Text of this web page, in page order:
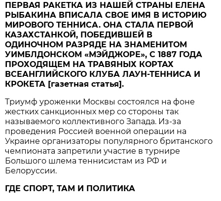
ПЕРВАЯ РАКЕТКА ИЗ НАШЕЙ СТРАНЫ ЕЛЕНА
РЫБАКИНА ВПИСАЛА СВОЕ ИМЯ В ИСТОРИЮ
МИРОВОГО ТЕННИСА. ОНА СТАЛА ПЕРВОЙ
КАЗАХСТАНКОЙ, ПОБЕДИВШЕЙ В
ОДИНОЧНОМ РАЗРЯДЕ НА ЗНАМЕНИТОМ
УИМБЛДОНСКОМ «МЭЙДЖОРЕ», С 1887 ГОДА
ПРОХОДЯЩЕМ НА ТРАВЯНЫХ КОРТАХ
ВСЕАНГЛИЙСКОГО КЛУБА ЛАУН-ТЕННИСА И
КРОКЕТА [газетная статья].
Триумф уроженки Москвы состоялся на фоне
жестких санкционных мер со стороны так
называемого коллективного Запада. Из-за
проведения Россией военной операции на
Украине организаторы популярного британского
чемпионата запретили участие в турнире
Большого шлема теннисистам из РФ и
Белоруссии.
ГДЕ СПОРТ, ТАМ И ПОЛИТИКА